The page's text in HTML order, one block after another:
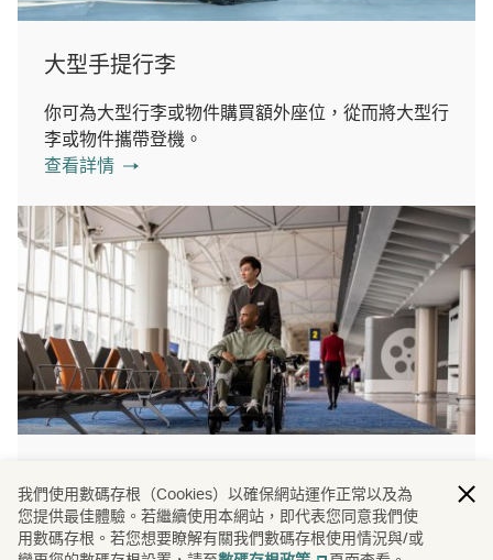
大型手提行李
你可為大型行李或物件購買額外座位，從而將大型行
李或物件攜帶登機。
查看詳情
攜帶流動裝置登機資訊（包括存放及電池）
查看詳情
我們使用數碼存根（Cookies）以確保網站運作正常以及為
您提供最佳體驗。若繼續使用本網站，即代表您同意我們使
用數碼存根。若您想要瞭解有關我們數碼存根使用情況與/或